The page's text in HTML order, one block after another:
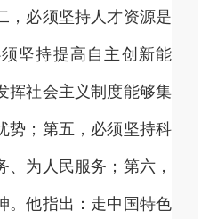
，必须坚持人才资源是
坚持提高自主创新能
挥社会主义制度能够集
势；第五，必须坚持科
为人民服务；第六，
。他指出：走中国特色